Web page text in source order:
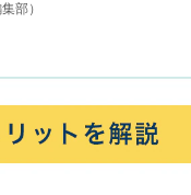
部）